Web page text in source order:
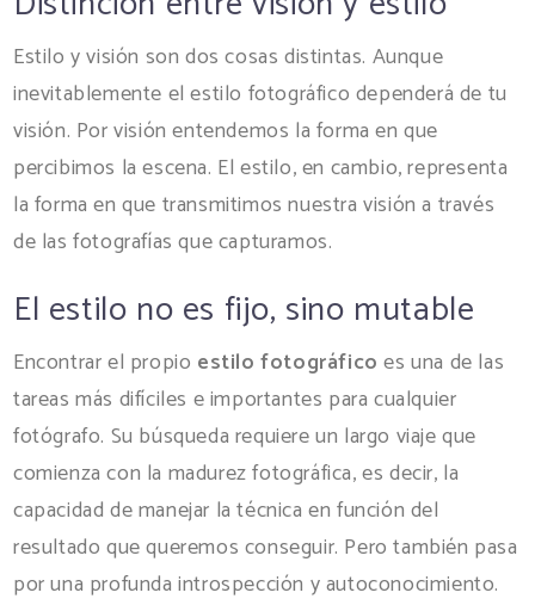
Estilo y visión son dos cosas distintas. Aunque
inevitablemente el estilo fotográfico dependerá de tu
visión. Por visión entendemos la forma en que
percibimos la escena. El estilo, en cambio, representa
la forma en que transmitimos nuestra visión a través
de las fotografías que capturamos.
El estilo no es fijo, sino mutable
Encontrar el propio estilo fotográfico es una de las
tareas más difíciles e importantes para cualquier
fotógrafo. Su búsqueda requiere un largo viaje que
comienza con la madurez fotográfica, es decir, la
capacidad de manejar la técnica en función del
resultado que queremos conseguir. Pero también pasa
por una profunda introspección y autoconocimiento.